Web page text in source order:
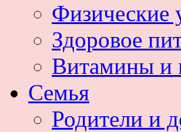
Физические
Здоровое
Витамины и
Семья
Родители и